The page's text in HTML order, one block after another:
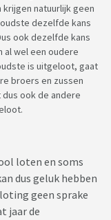
natuurlijk geen
dezelfde kans
ook dezelfde kans
wel een oudere
is uitgeloot, gaat
broers en zussen
ook de andere
loten en soms
dus geluk hebben
geen sprake
jaar de